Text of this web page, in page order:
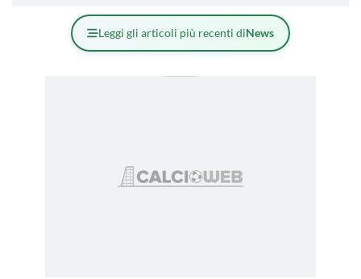
Leggi gli articoli più recenti diNews